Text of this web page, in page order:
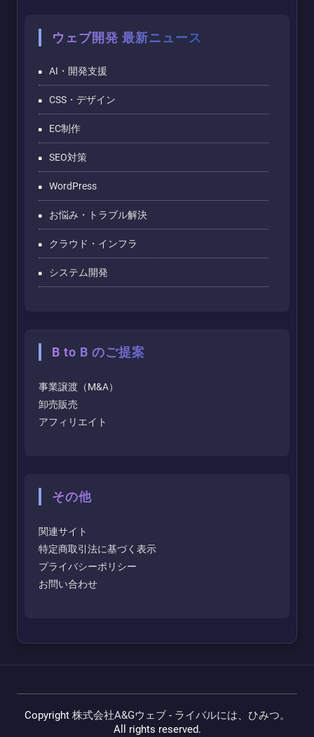
ウェブ開発 最新ニュース
AI・開発支援
CSS・デザイン
EC制作
SEO対策
WordPress
お悩み・トラブル解決
クラウド・インフラ
システム開発
B to B のご提案
事業譲渡（M&A）
卸売販売
アフィリエイト
その他
関連サイト
特定商取引法に基づく表示
プライバシーポリシー
お問い合わせ
Copyright 株式会社A&Gウェブ - ライバルには、ひみつ。
All rights reserved.